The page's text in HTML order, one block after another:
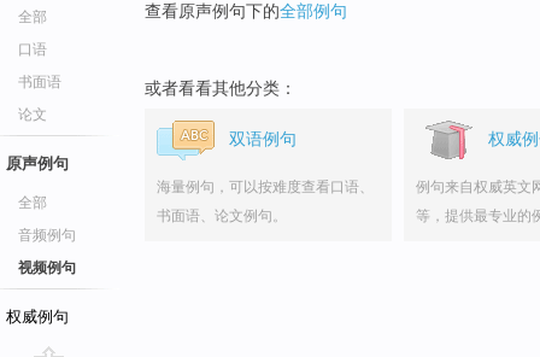
全部
口语
书面语
论文
原声例句
全部
音频例句
视频例句
权威例句
查看原声例句下的全部例句
或者看看其他分类：
双语例句
海量例句，可以按难度查看口语、
书面语、论文例句。
权威
例句来自权威英文
等，提供最专业的